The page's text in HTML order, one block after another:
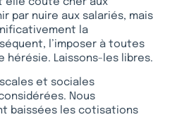
par nuire aux salariés, mais
la
l’imposer à toutes
hérésie. Laissons-les libres.
et sociales
Nous
baissées les cotisations